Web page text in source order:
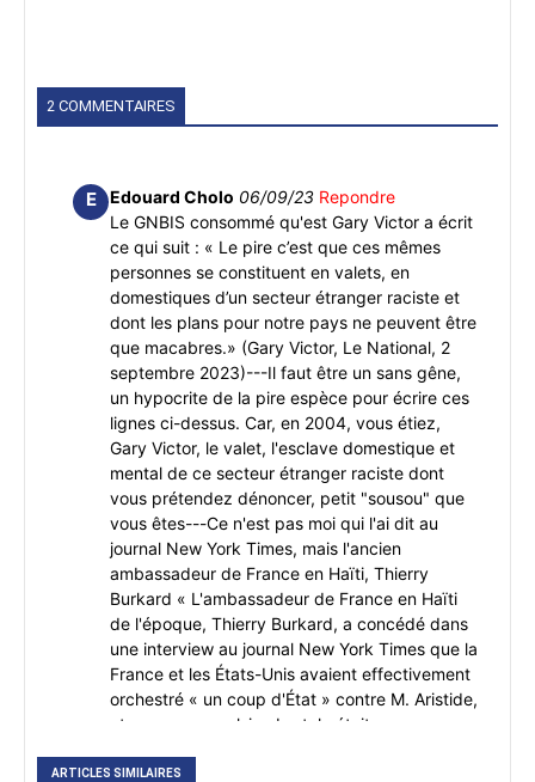
2 COMMENTAIRES
E Edouard Cholo 06/09/23 Repondre
Le GNBIS consommé qu'est Gary Victor a écrit
ce qui suit : « Le pire c’est que ces mêmes
personnes se constituent en valets, en
domestiques d’un secteur étranger raciste et
dont les plans pour notre pays ne peuvent être
que macabres.» (Gary Victor, Le National, 2
septembre 2023)---Il faut être un sans gêne,
un hypocrite de la pire espèce pour écrire ces
lignes ci-dessus. Car, en 2004, vous étiez,
Gary Victor, le valet, l'esclave domestique et
mental de ce secteur étranger raciste dont
vous prétendez dénoncer, petit "sousou" que
vous êtes---Ce n'est pas moi qui l'ai dit au
journal New York Times, mais l'ancien
ambassadeur de France en Haïti, Thierry
Burkard « L'ambassadeur de France en Haïti
de l'époque, Thierry Burkard, a concédé dans
une interview au journal New York Times que la
France et les États-Unis avaient effectivement
orchestré « un coup d'État » contre M. Aristide,
et que son expulsion brutale était «
réparations de la France, aussi.» (New York
ARTICLES SIMILAIRES